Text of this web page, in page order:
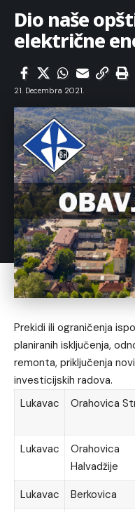
Dio naše
električne
21. Decembra 2021.
Prekidi ili ograničenja
planiranih isključenja,
remonta, priključenja
investicijskih radova.
Lukavac
Orahovica
Lukavac
Orahovica
Halvadžije
Lukavac
Berkovica